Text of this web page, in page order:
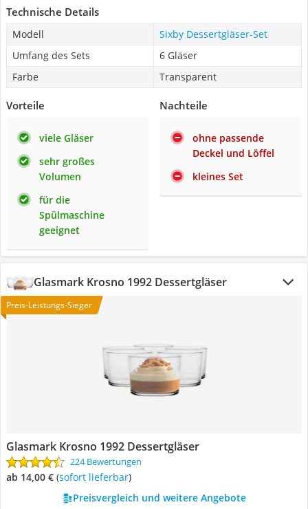
Technische Details
Modell
Sixby Dessertgläser-Set
Umfang des Sets
6 Gläser
Farbe
Transparent
Vorteile
viele Gläser
sehr großes
Volumen
für die
Spülmaschine
geeignet
Nachteile
ohne passende
Deckel und Löffel
kleines Set
Glasmark Krosno 1992 Dessertgläser
Preis-Leistungs-Sieger
Glasmark Krosno 1992 Dessertgläser
224 Bewertungen
ab 14,00 € ( Sofort lieferbar)
Preisvergleich und weitere Angebote